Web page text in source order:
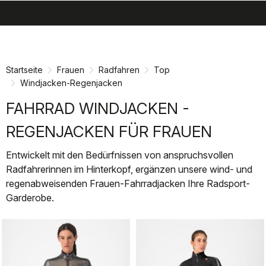
Startseite Frauen Radfahren
Top
Windjacken-Regenjacken
FAHRRAD WINDJACKEN -
REGENJACKEN FÜR FRAUEN
Entwickelt mit den Bedürfnissen von anspruchsvollen
Radfahrerinnen im Hinterkopf, ergänzen unsere wind- und
regenabweisenden Frauen-Fahrradjacken Ihre Radsport-
Garderobe.